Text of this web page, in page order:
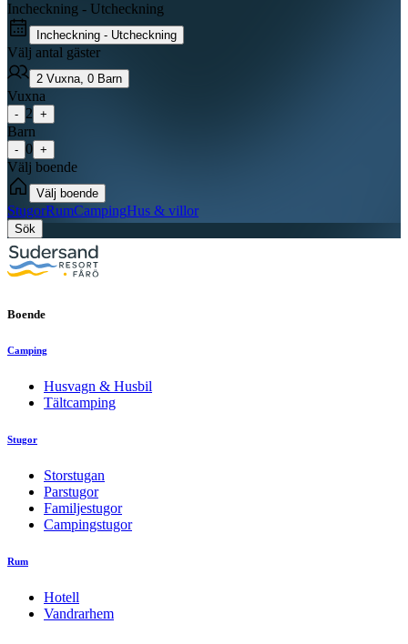
Incheckning - Utcheckning
Incheckning - Utcheckning
Välj antal gäster
2 Vuxna, 0 Barn
Vuxna
- 2 +
Barn
- 0 +
Välj boende
Välj boende
StugorRumCampingHus & villor
Sök
Boende
Camping
Husvagn & Husbil
Tältcamping
Stugor
Storstugan
Parstugor
Familjestugor
Campingstugor
Rum
Hotell
Vandrarhem